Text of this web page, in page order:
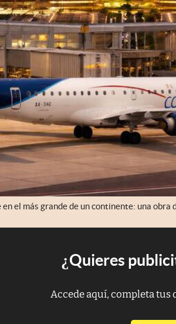
el más grande de un continente: una obra
¿Quieres
Accede aquí, completa tus